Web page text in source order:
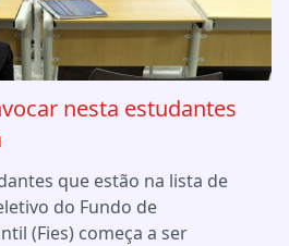
nesta estudantes
que estão na lista de
do Fundo de
(Fies) começa a ser